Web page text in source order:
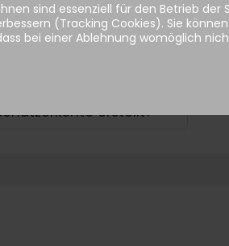
erstellt?
sind essenziell für den Betrieb der
(Tracking Cookies). Sie
bei einer Ablehnung womöglich